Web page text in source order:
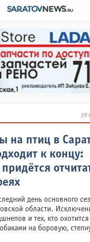
29
на птиц в
к концу:
день основного
области.
и тех, кто охотится
на боровую,